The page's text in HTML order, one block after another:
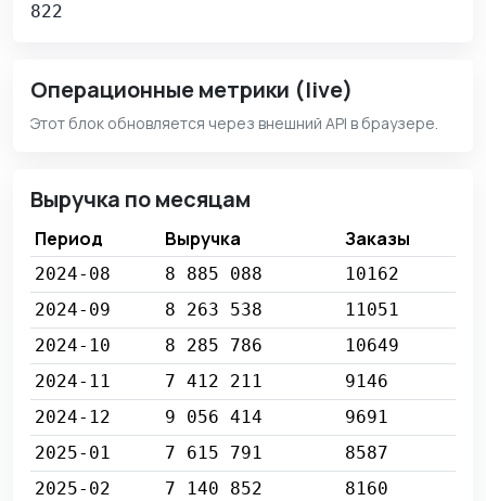
822
Операционные метрики (live)
Этот блок обновляется через внешний API в браузере.
Выручка по месяцам
Период Выручка Заказы
2024-08 8 885 088
10162
2024-09
8 263 538
11051
2024-10
8 285 786
10649
2024-11
7 412 211
9146
2024-12
9 056 414
9691
2025-01
7 615 791
8587
2025-02
7 140 852
8160